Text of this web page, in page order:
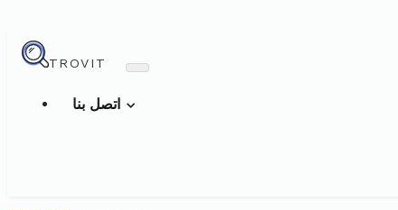
TROVIT